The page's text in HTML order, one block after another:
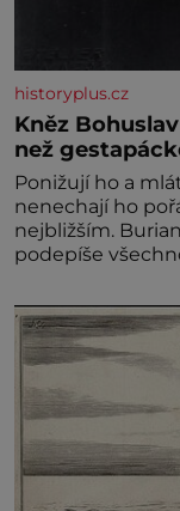
historyplus.cz
Kněz
než
Ponižují ho a
nenechají ho
nejbližším.
podepíše
výslechů nikdo
Syn brněnského